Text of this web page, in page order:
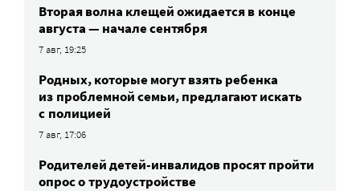
Вторая волна клещей ожидается в конце
августа — начале сентября
7 авг, 19:25
Родных, которые могут взять ребенка
из проблемной семьи, предлагают искать
с полицией
7 авг, 17:06
Родителей детей-инвалидов просят пройти
опрос о трудоустройстве